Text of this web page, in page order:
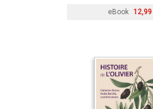
eBook 12,99